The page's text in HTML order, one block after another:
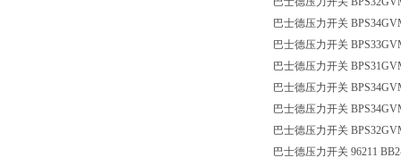
巴士德压力开关
巴士德压力开关
巴士德压力开关
巴士德压力开关
巴士德压力开关
巴士德压力开关
巴士德压力开关 96211